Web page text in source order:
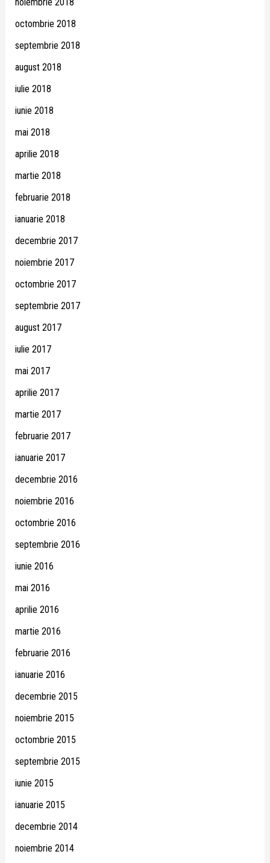
octombrie 2018
septembrie 2018
august 2018
iulie 2018
iunie 2018
mai 2018
aprilie 2018
martie 2018
februarie 2018
ianuarie 2018
decembrie 2017
noiembrie 2017
octombrie 2017
septembrie 2017
august 2017
iulie 2017
mai 2017
aprilie 2017
martie 2017
februarie 2017
ianuarie 2017
decembrie 2016
noiembrie 2016
octombrie 2016
septembrie 2016
iunie 2016
mai 2016
aprilie 2016
martie 2016
februarie 2016
ianuarie 2016
decembrie 2015
noiembrie 2015
octombrie 2015
septembrie 2015
iunie 2015
ianuarie 2015
decembrie 2014
noiembrie 2014